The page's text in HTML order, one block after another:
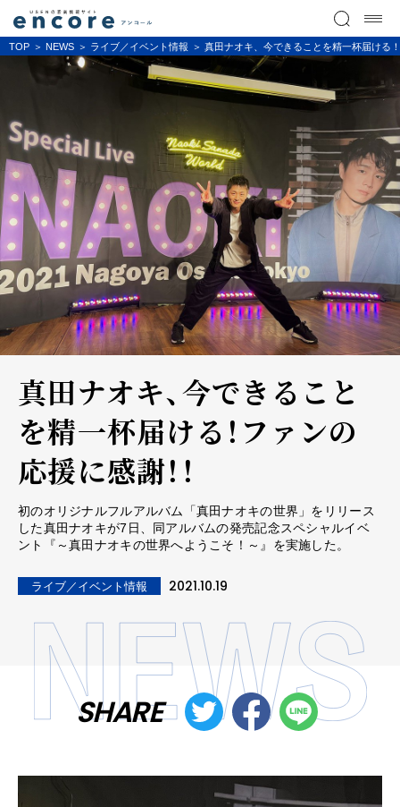
TOP NEWS ライブ／イベント情報 真田ナオキ、今できることを精一杯届ける
真田ナオキ、今できること
を精一杯届ける！ファンの
応援に感謝！！
初のオリジナルフルアルバム「真田ナオキの世界」をリリース
した真田ナオキが7日、同アルバムの発売記念スペシャルイベ
ント『～真田ナオキの世界へようこそ！～』を実施した。
ライブ／イベント情報 2021.10.19
SHARE